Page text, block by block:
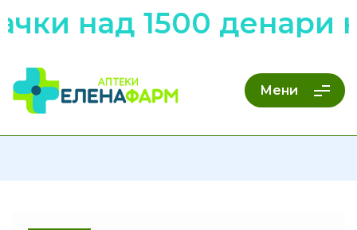
над 1500 денари
Мени